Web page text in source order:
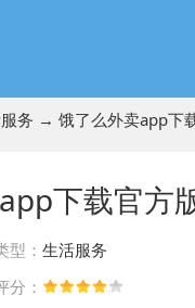
务 → 饿了么外卖app下
下载官方
型： 生活服务
分：